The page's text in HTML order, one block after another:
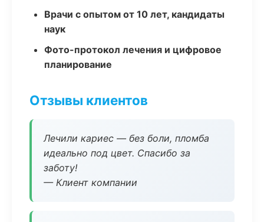
Врачи с опытом от 10 лет, кандидаты
наук
Фото-протокол лечения и цифровое
планирование
Отзывы клиентов
Лечили кариес — без боли, пломба
идеально под цвет. Спасибо за
заботу!
— Клиент компании